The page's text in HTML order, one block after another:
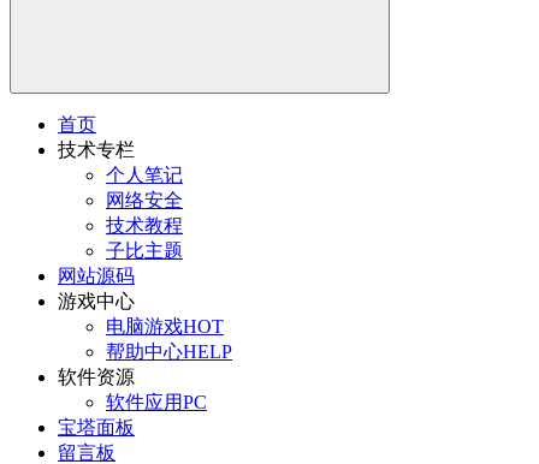
首页
技术专栏
个人笔记
网络安全
技术教程
子比主题
网站源码
游戏中心
电脑游戏HOT
帮助中心HELP
软件资源
软件应用PC
宝塔面板
留言板